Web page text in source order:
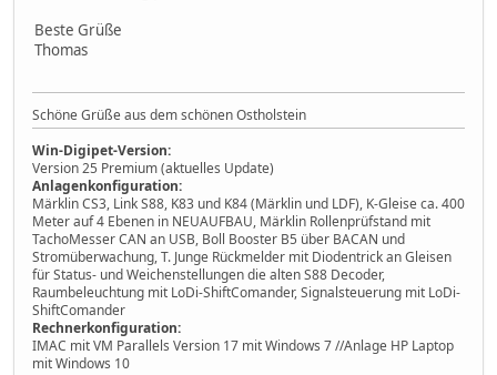
Beste Grüße
Thomas
Schöne Grüße aus dem schönen Ostholstein
Win-Digipet-Version:
Version 25 Premium (aktuelles Update)
Anlagenkonfiguration:
Märklin CS3, Link S88, K83 und K84 (Märklin und LDF), K-Gleise ca. 400
Meter auf 4 Ebenen in NEUAUFBAU, Märklin Rollenprüfstand mit
TachoMesser CAN an USB, Boll Booster B5 über BACAN und
Stromüberwachung, T. Junge Rückmelder mit Diodentrick an Gleisen
für Status- und Weichenstellungen die alten S88 Decoder,
Raumbeleuchtung mit LoDi-ShiftComander, Signalsteuerung mit LoDi-
ShiftComander
Rechnerkonfiguration:
IMAC mit VM Parallels Version 17 mit Windows 7 //Anlage HP Laptop
mit Windows 10